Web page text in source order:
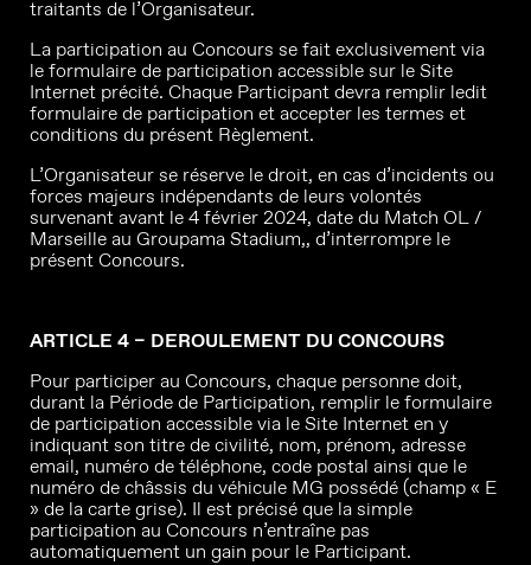
traitants de l’Organisateur.
La participation au Concours se fait exclusivement via
le formulaire de participation accessible sur le Site
Internet précité. Chaque Participant devra remplir ledit
formulaire de participation et accepter les termes et
conditions du présent Règlement.
L’Organisateur se réserve le droit, en cas d’incidents ou
forces majeurs indépendants de leurs volontés
survenant avant le 4 février 2024, date du Match OL /
Marseille au Groupama Stadium,, d’interrompre le
présent Concours.
ARTICLE 4 – DEROULEMENT DU CONCOURS
Pour participer au Concours, chaque personne doit,
durant la Période de Participation, remplir le formulaire
de participation accessible via le Site Internet en y
indiquant son titre de civilité, nom, prénom, adresse
email, numéro de téléphone, code postal ainsi que le
numéro de châssis du véhicule MG possédé (champ « E
» de la carte grise). Il est précisé que la simple
participation au Concours n’entraîne pas
automatiquement un gain pour le Participant.